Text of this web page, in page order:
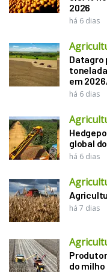
2026
há 6 dias
Datagro
em
há 6 dias
global
há 6 dias
há 7 dias
do milho